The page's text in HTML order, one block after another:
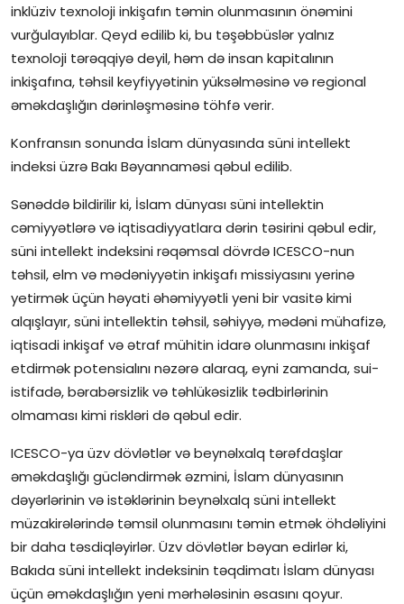
inklüziv texnoloji inkişafın təmin olunmasının önəmini
vurğulayıblar. Qeyd edilib ki, bu təşəbbüslər yalnız
texnoloji tərəqqiyə deyil, həm də insan kapitalının
inkişafına, təhsil keyfiyyətinin yüksəlməsinə və regional
əməkdaşlığın dərinləşməsinə töhfə verir.
Konfransın sonunda İslam dünyasında süni intellekt
indeksi üzrə Bakı Bəyannaməsi qəbul edilib.
Sənəddə bildirilir ki, İslam dünyası süni intellektin
cəmiyyətlərə və iqtisadiyyatlara dərin təsirini qəbul edir,
süni intellekt indeksini rəqəmsal dövrdə ICESCO-nun
təhsil, elm və mədəniyyətin inkişafı missiyasını yerinə
yetirmək üçün həyati əhəmiyyətli yeni bir vasitə kimi
alqışlayır, süni intellektin təhsil, səhiyyə, mədəni mühafizə,
iqtisadi inkişaf və ətraf mühitin idarə olunmasını inkişaf
etdirmək potensialını nəzərə alaraq, eyni zamanda, sui-
istifadə, bərabərsizlik və təhlükəsizlik tədbirlərinin
olmaması kimi riskləri də qəbul edir.
ICESCO-ya üzv dövlətlər və beynəlxalq tərəfdaşlar
əməkdaşlığı gücləndirmək əzmini, İslam dünyasının
dəyərlərinin və istəklərinin beynəlxalq süni intellekt
müzakirələrində təmsil olunmasını təmin etmək öhdəliyini
bir daha təsdiqləyirlər. Üzv dövlətlər bəyan edirlər ki,
Bakıda süni intellekt indeksinin təqdimatı İslam dünyası
üçün əməkdaşlığın yeni mərhələsinin əsasını qoyur.